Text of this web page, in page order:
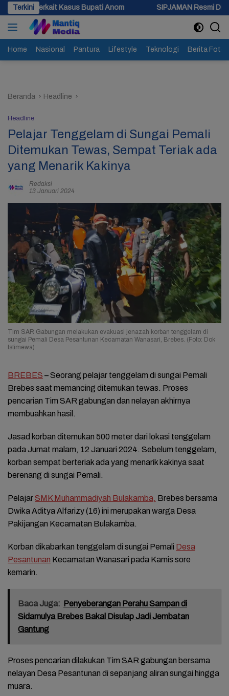
Langsung
ke
konten
Terkini
Bupati Anom SIPJAMAN Resmi Diluncurkan, Pemkab
Home Nasional Pantura Lifestyle Teknologi Berita Foto
Beranda Headline
Headline
Pelajar Tenggelam di Sungai Pemali
Ditemukan Tewas, Sempat Teriak ada
yang Menarik Kakinya
Redaksi
13 Januari 2024
Tim SAR Gabungan melakukan evakuasi jenazah korban tenggelam di
sungai Pemali Desa Pesantunan Kecamatan Wanasari, Brebes. (Foto: Dok
Istimewa)
BREBES – Seorang pelajar tenggelam di sungai Pemali
Brebes saat memancing ditemukan tewas. Proses
pencarian Tim SAR gabungan dan nelayan akhirnya
membuahkan hasil.
Jasad korban ditemukan 500 meter dari lokasi tenggelam
pada Jumat malam, 12 Januari 2024. Sebelum tenggelam,
korban sempat berteriak ada yang menarik kakinya saat
berenang di sungai Pemali.
PelajarSMK Muhammadiyah Bulakamba, Brebes bersama
Dwika Aditya Alfarizy (16) ini merupakan warga Desa
Pakijangan Kecamatan Bulakamba.
Korban dikabarkan tenggelam di sungai Pemali Desa
Pesantunan Kecamatan Wanasari pada Kamis sore
kemarin.
Baca Juga: Penyeberangan Perahu Sampan di
Sidamulya Brebes Bakal Disulap Jadi Jembatan
Gantung
Proses pencarian dilakukan Tim SAR gabungan bersama
nelayan Desa Pesantunan di sepanjang aliran sungai hingga
muara.